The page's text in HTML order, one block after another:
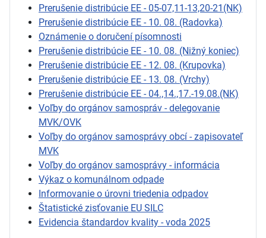
Prerušenie distribúcie EE - 05-07,11-13,20-21(NK)
Prerušenie distribúcie EE - 10. 08. (Radovka)
Oznámenie o doručení písomnosti
Prerušenie distribúcie EE - 10. 08. (Nižný koniec)
Prerušenie distribúcie EE - 12. 08. (Krupovka)
Prerušenie distribúcie EE - 13. 08. (Vrchy)
Prerušenie distribúcie EE - 04.,14.,17.-19.08.(NK)
Voľby do orgánov samospráv - delegovanie
MVK/OVK
Voľby do orgánov samosprávy obcí - zapisovateľ
MVK
Voľby do orgánov samosprávy - informácia
Výkaz o komunálnom odpade
Informovanie o úrovni triedenia odpadov
Štatistické zisťovanie EU SILC
Evidencia štandardov kvality - voda 2025